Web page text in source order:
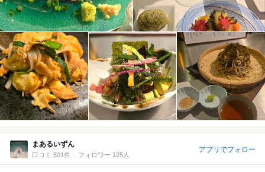
まあるいずん
口コミ 501件 フォロワー 125人
アプリでフォロー